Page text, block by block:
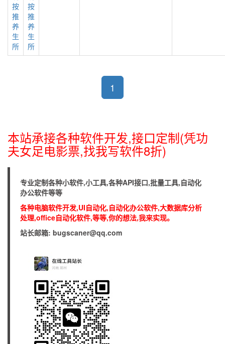
按
推
养
生
所
按
推
养
生
所
1
本站承接各种软件开发,接口定制(凭功
夫女足电影票,找我写软件8折)
专业定制各种小软件,小工具,各种API接口,批量工具,自动化
办公软件等等
各种电脑软件开发,UI自动化,自动化办公软件,大数据库分析
处理,office自动化软件,等等,你的想法,我来实现。
站长邮箱: bugscaner@qq.com